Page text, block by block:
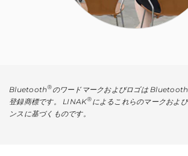
Bluetooth®のワードマークおよびロゴは
登録商標です。 LINAK®によるこれらのマークおよ
ンスに基づくものです。